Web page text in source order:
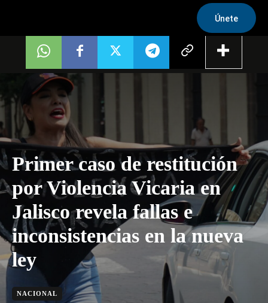
Únete
Primer caso de restitución
por Violencia Vicaria en
Jalisco revela fallas e
inconsistencias en la nueva
ley
NACIONAL